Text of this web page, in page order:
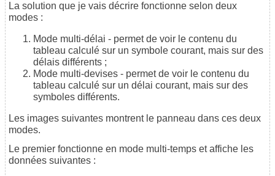
La solution que je vais décrire fonctionne selon deux
modes :
Mode multi-délai - permet de voir le contenu du
tableau calculé sur un symbole courant, mais sur des
délais différents ;
Mode multi-devises - permet de voir le contenu du
tableau calculé sur un délai courant, mais sur des
symboles différents.
Les images suivantes montrent le panneau dans ces deux
modes.
Le premier fonctionne en mode multi-temps et affiche les
données suivantes :